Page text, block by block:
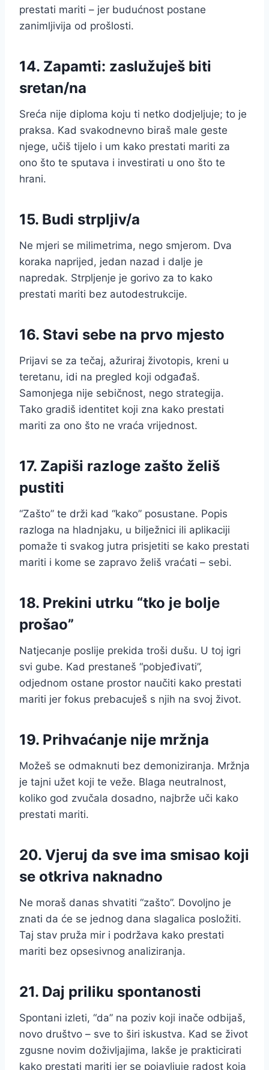
prestati mariti – jer budućnost postane
zanimljivija od prošlosti.
14. Zapamti: zaslužuješ biti
sretan/na
Sreća nije diploma koju ti netko dodjeljuje; to je
praksa. Kad svakodnevno biraš male geste
njege, učiš tijelo i um kako prestati mariti za
ono što te sputava i investirati u ono što te
hrani.
15. Budi strpljiv/a
Ne mjeri se milimetrima, nego smjerom. Dva
koraka naprijed, jedan nazad i dalje je
napredak. Strpljenje je gorivo za to kako
prestati mariti bez autodestrukcije.
16. Stavi sebe na prvo mjesto
Prijavi se za tečaj, ažuriraj životopis, kreni u
teretanu, idi na pregled koji odgađaš.
Samonjega nije sebičnost, nego strategija.
Tako gradiš identitet koji zna kako prestati
mariti za ono što ne vraća vrijednost.
17. Zapiši razloge zašto želiš
pustiti
“Zašto” te drži kad “kako” posustane. Popis
razloga na hladnjaku, u bilježnici ili aplikaciji
pomaže ti svakog jutra prisjetiti se kako prestati
mariti i kome se zapravo želiš vraćati – sebi.
18. Prekini utrku “tko je bolje
prošao”
Natjecanje poslije prekida troši dušu. U toj igri
svi gube. Kad prestaneš “pobjeđivati”,
odjednom ostane prostor naučiti kako prestati
mariti jer fokus prebacuješ s njih na svoj život.
19. Prihvaćanje nije mržnja
Možeš se odmaknuti bez demoniziranja. Mržnja
je tajni užet koji te veže. Blaga neutralnost,
koliko god zvučala dosadno, najbrže uči kako
prestati mariti.
20. Vjeruj da sve ima smisao koji
se otkriva naknadno
Ne moraš danas shvatiti “zašto”. Dovoljno je
znati da će se jednog dana slagalica posložiti.
Taj stav pruža mir i podržava kako prestati
mariti bez opsesivnog analiziranja.
21. Daj priliku spontanosti
Spontani izleti, “da” na poziv koji inače odbijaš,
novo društvo – sve to širi iskustva. Kad se život
zgusne novim doživljajima, lakše je prakticirati
kako prestati mariti jer se pojavljuje radost koja